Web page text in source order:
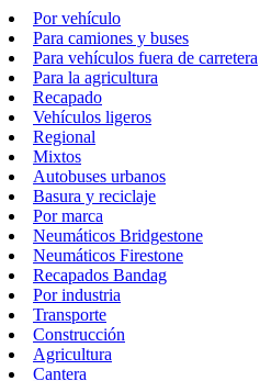
Por vehículo
Para camiones y buses
Para vehículos fuera de carretera
Para la agricultura
Recapado
Vehículos ligeros
Regional
Mixtos
Autobuses urbanos
Basura y reciclaje
Por marca
Neumáticos Bridgestone
Neumáticos Firestone
Recapados Bandag
Por industria
Transporte
Construcción
Agricultura
Cantera